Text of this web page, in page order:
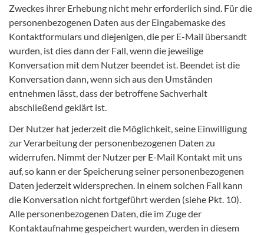
Zweckes ihrer Erhebung nicht mehr erforderlich sind. Für die
personenbezogenen Daten aus der Eingabemaske des
Kontaktformulars und diejenigen, die per E-Mail übersandt
wurden, ist dies dann der Fall, wenn die jeweilige
Konversation mit dem Nutzer beendet ist. Beendet ist die
Konversation dann, wenn sich aus den Umständen
entnehmen lässt, dass der betroffene Sachverhalt
abschließend geklärt ist.
Der Nutzer hat jederzeit die Möglichkeit, seine Einwilligung
zur Verarbeitung der personenbezogenen Daten zu
widerrufen. Nimmt der Nutzer per E-Mail Kontakt mit uns
auf, so kann er der Speicherung seiner personenbezogenen
Daten jederzeit widersprechen. In einem solchen Fall kann
die Konversation nicht fortgeführt werden (siehe Pkt. 10).
Alle personenbezogenen Daten, die im Zuge der
Kontaktaufnahme gespeichert wurden, werden in diesem